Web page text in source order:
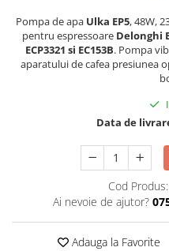
Pompa de apa Ulka EP5, 48W,
pentru espressoare Delonghi
ECP3321 si EC153B. Pompa
aparatului de cafea presiunea
Data de
Cod Produs:
Ai nevoie de ajutor?
Adauga la Favorite